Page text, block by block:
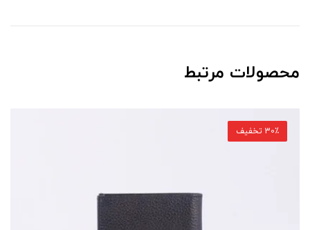
محصولات مرتبط
30٪ تخفیف